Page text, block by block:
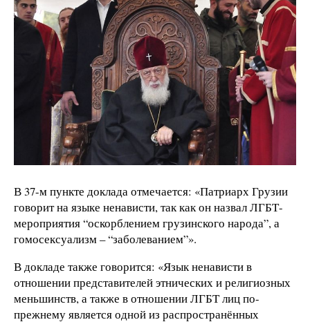
В 37-м пункте доклада отмечается: «Патриарх Грузии
говорит на языке ненависти, так как он назвал ЛГБТ-
мероприятия “оскорблением грузинского народа”, а
гомосексуализм – “заболеванием”».
В докладе также говорится: «Язык ненависти в
отношении представителей этнических и религиозных
меньшинств, а также в отношении ЛГБТ лиц по-
прежнему является одной из распространённых